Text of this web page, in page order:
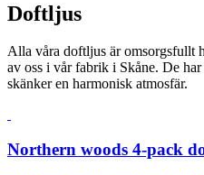
Doftljus
Alla våra doftljus är omsorgsfullt
av oss i vår fabrik i Skåne. De
skänker en harmonisk atmosfär.
Northern woods 4-pack